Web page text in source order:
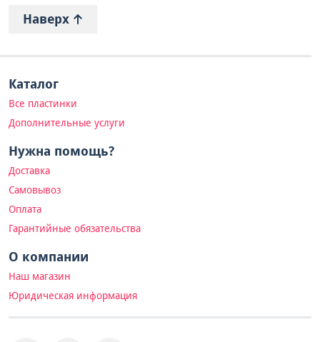
Наверх
Каталог
Все пластинки
Дополнительные услуги
Нужна помощь?
Доставка
Самовывоз
Оплата
Гарантийные обязательства
О компании
Наш магазин
Юридическая информация